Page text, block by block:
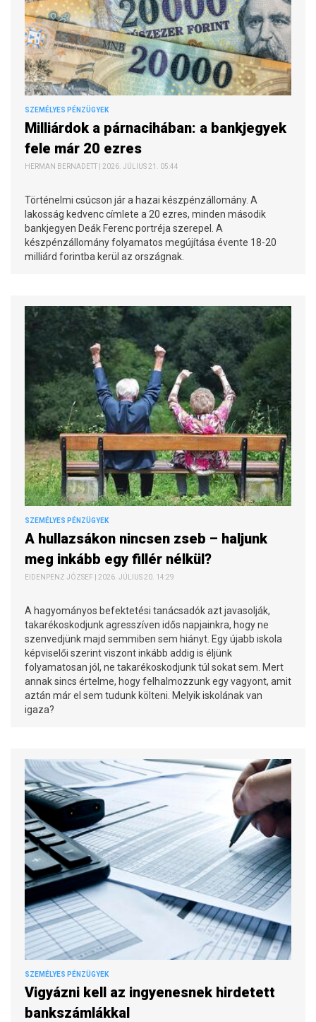
SZEMÉLYES PÉNZÜGYEK
Milliárdok a párnacihában: a bankjegyek
fele már 20 ezres
HERMAN BERNADETT | 2026. JÚLIUS 21. 05:44
Történelmi csúcson jár a hazai készpénzállomány. A
lakosság kedvenc címlete a 20 ezres, minden második
bankjegyen Deák Ferenc portréja szerepel. A
készpénzállomány folyamatos megújítása évente 18-20
milliárd forintba kerül az országnak.
SZEMÉLYES PÉNZÜGYEK
A hullazsákon nincsen zseb – haljunk
meg inkább egy fillér nélkül?
EIDENPENZ JÓZSEF | 2026. JÚLIUS 20. 14:29
A hagyományos befektetési tanácsadók azt javasolják,
takarékoskodjunk agresszíven idős napjainkra, hogy ne
szenvedjünk majd semmiben sem hiányt. Egy újabb iskola
képviselői szerint viszont inkább addig is éljünk
folyamatosan jól, ne takarékoskodjunk túl sokat sem. Mert
annak sincs értelme, hogy felhalmozzunk egy vagyont, amit
aztán már el sem tudunk költeni. Melyik iskolának van
igaza?
SZEMÉLYES PÉNZÜGYEK
Vigyázni kell az ingyenesnek hirdetett
bankszámlákkal